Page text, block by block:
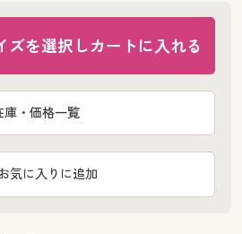
ズを選択しカートに入れる
お気に入りに追加
庫・価格一覧